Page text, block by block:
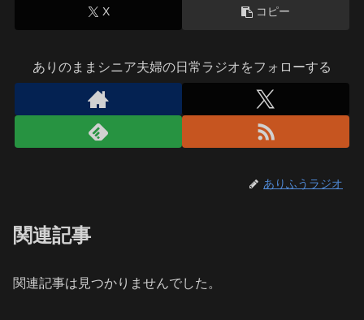
X コピー
ありのままシニア夫婦の日常ラジオをフォローする
ありふうラジオ
関連記事
関連記事は見つかりませんでした。